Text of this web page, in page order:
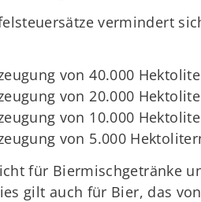
vermindert
von 40.000
von 20.000
von 10.000
von 5.000
für Biermischgetränke
gilt auch für Bier, das